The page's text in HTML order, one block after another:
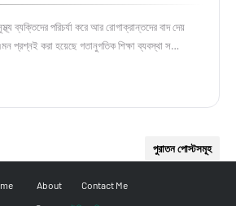
ব্যক্তিদের পরিচর্যা করে আর রোগাক্রান্তদের বাদ দেয়
প্রশ্নই করা হয়েছে গতানুগতিক শিক্ষা ব্যবস্থা স…
পুরাতন পোস্টসমূহ
About Contact Me